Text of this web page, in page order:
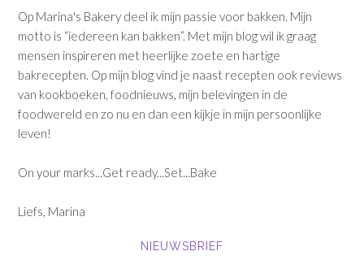
Op Marina's Bakery deel ik mijn passie voor bakken. Mijn
motto is “iedereen kan bakken”. Met mijn blog wil ik graag
mensen inspireren met heerlijke zoete en hartige
bakrecepten. Op mijn blog vind je naast recepten ook reviews
van kookboeken, foodnieuws, mijn belevingen in de
foodwereld en zo nu en dan een kijkje in mijn persoonlijke
leven!
On your marks...Get ready...Set...Bake
Liefs, Marina
NIEUWSBRIEF